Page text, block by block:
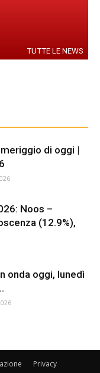
TUTTE LE NEWS
di oggi |
Noos –
(12.9%),
onda oggi, lunedì
Privacy